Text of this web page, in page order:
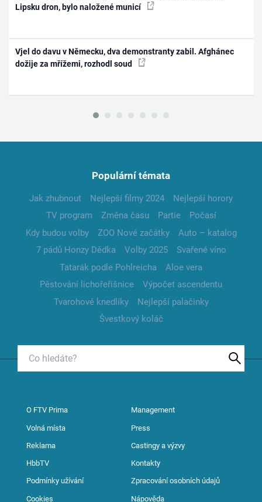
Lipsku dron, bylo naložené municí
Vjel do davu v Německu, dva demonstranty zabil. Afghánec
dožije za mřížemi, rozhodl soud
Populární témata
Jak zhubnout Nejlepší filmy 2024
Nejlepší horory
TV program
Změna času Partie
Počasí
Kdy budou volby
ZOO Nové začátky
Auto – katalog
7 pádů Honzy Dědka
Volby 2025
Svařené víno
Tatarák podle Pohlreicha
Aloe vera
Pěstování lichořeřišnice
Výpočet ascendentu
Tvarohové knedlíky
Nejlepší palačinky
Švestkový koláč
O FTV Prima Management
Volná místa Press
Reklama Castingy a výzvy
HbbTV Kontakty
Podmínky užívání Zpracování osobních údajů
Cookies Nápověda